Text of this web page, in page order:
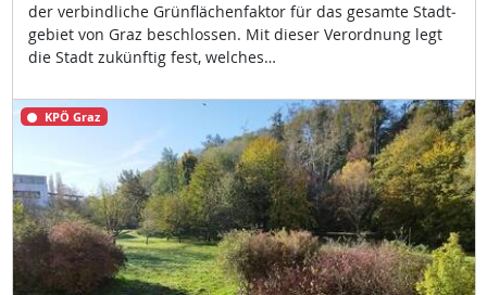
der ver­bind­li­che Grün­flächen­fak­tor für das ge­sam­te Stadt­
ge­biet von Graz be­sch­los­sen. Mit die­ser Ver­ord­nung legt
die Stadt zu­künf­tig fest, wel­ches…
KPÖ Graz